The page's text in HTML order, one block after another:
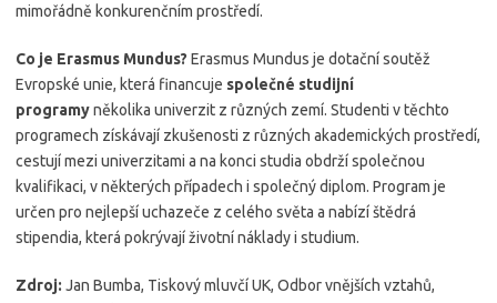
mimořádně konkurenčním prostředí.
Co je Erasmus Mundus? Erasmus Mundus je dotační soutěž
Evropské unie, která financuje společné studijní
programyněkolika univerzit z různých zemí. Studenti v těchto
programech získávají zkušenosti z různých akademických prostředí,
cestují mezi univerzitami a na konci studia obdrží společnou
kvalifikaci, v některých případech i společný diplom. Program je
určen pro nejlepší uchazeče z celého světa a nabízí štědrá
stipendia, která pokrývají životní náklady i studium.
Zdroj: Jan Bumba, Tiskový mluvčí UK, Odbor vnějších vztahů,